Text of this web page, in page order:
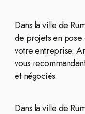
Dans la ville de
de projets en
votre entreprise.
vous
et négociés.
Dans la ville de